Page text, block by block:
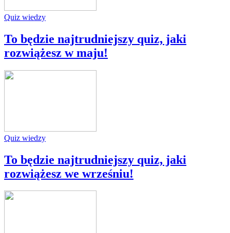
Quiz wiedzy
To będzie najtrudniejszy quiz, jaki
rozwiążesz w maju!
Quiz wiedzy
To będzie najtrudniejszy quiz, jaki
rozwiążesz we wrześniu!